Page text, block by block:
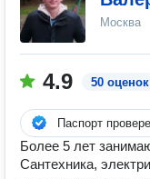
Москва
4.9 50 оценок
Паспорт
Более 5 лет
Сантехника,